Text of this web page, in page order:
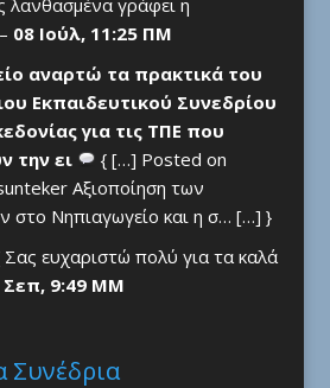
08 Ιούλ, 11:25 ΠΜ
αναρτώ τα πρακτικά του
Εκπαιδευτικού Συνεδρίου
για τις ΤΠΕ που
την ει
{ […] Posted on
Αξιοποίηση των
στο Νηπιαγωγείο και η σ… […] }
Σας ευχαριστώ πολύ για τα καλά
Σεπ, 9:49 ΜΜ
Συνέδρια